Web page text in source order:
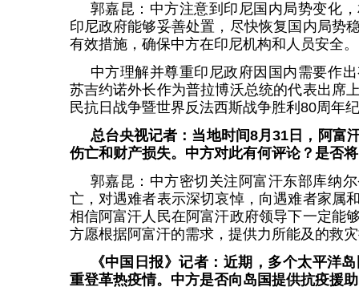
郭嘉昆：中方注意到印尼国内局势变化
印尼政府能够妥善处置，尽快恢复国内局势
有效措施，确保中方在印尼机构和人员安全。
中方理解并尊重印尼政府因国内需要作
苏吉约诺外长作为普拉博沃总统的代表出席
民抗日战争暨世界反法西斯战争胜利80周年
总台央视记者：当地时间8月31日，阿富
伤亡和财产损失。中方对此有何评论？是否
郭嘉昆：中方密切关注阿富汗东部库纳
亡，对遇难者表示深切哀悼，向遇难者家属
相信阿富汗人民在阿富汗政府领导下一定能
方愿根据阿富汗的需求，提供力所能及的救
《中国日报》记者：近期，多个太平洋
重登革热疫情。中方是否向岛国提供抗疫援